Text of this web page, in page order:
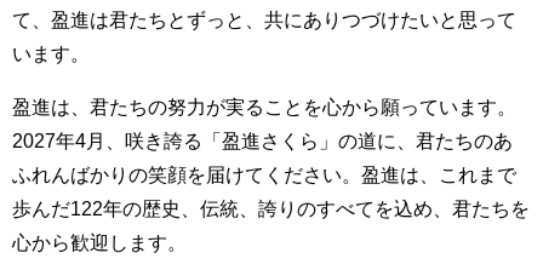
て、盈進は君たちとずっと、共にありつづけたいと思って
います。
盈進は、君たちの努力が実ることを心から願っています。
2027年4月、咲き誇る「盈進さくら」の道に、君たちのあ
ふれんばかりの笑顔を届けてください。盈進は、これまで
歩んだ122年の歴史、伝統、誇りのすべてを込め、君たちを
心から歓迎します。